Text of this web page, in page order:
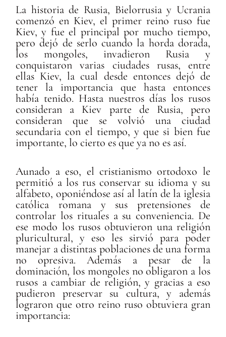
La historia de Rusia, Bielorrusia y Ucrania
comenzó en Kiev, el primer reino ruso fue
Kiev, y fue el principal por mucho tiempo,
pero dejó de serlo cuando la horda dorada,
los mongoles, invadieron Rusia y
conquistaron varias ciudades rusas, entre
ellas Kiev, la cual desde entonces dejó de
tener la importancia que hasta entonces
había tenido. Hasta nuestros días los rusos
consideran a Kiev parte de Rusia, pero
consideran que se volvió una ciudad
secundaria con el tiempo, y que si bien fue
importante, lo cierto es que ya no es así.
Aunado a eso, el cristianismo ortodoxo le
permitió a los rus conservar su idioma y su
alfabeto, oponiéndose así al latín de la iglesia
católica romana y sus pretensiones de
controlar los rituales a su conveniencia. De
ese modo los rusos obtuvieron una religión
pluricultural, y eso les sirvió para poder
manejar a distintas poblaciones de una forma
no opresiva. Además a pesar de la
dominación, los mongoles no obligaron a los
rusos a cambiar de religión, y gracias a eso
pudieron preservar su cultura, y además
lograron que otro reino ruso obtuviera gran
importancia: